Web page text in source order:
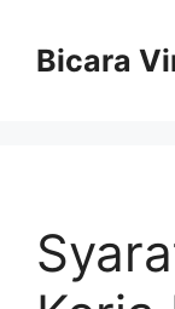
contentBicara